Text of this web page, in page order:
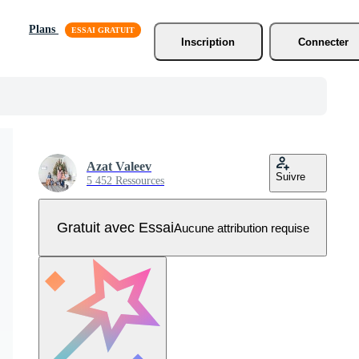
Plans
Inscription
Connecter
Azat Valeev
5 452 Ressources Suivre
Gratuit avec EssaiAucune attribution requise